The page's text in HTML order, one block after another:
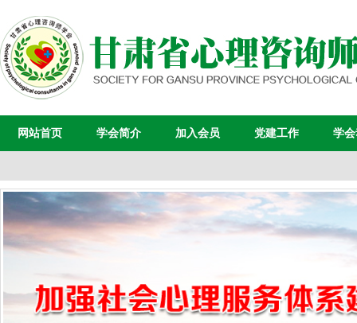
网站首页 学会简介 加入会员 党建工作 学